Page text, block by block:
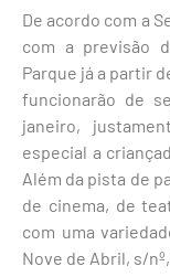
De acordo com a
com a previsão
Parque já a partir
funcionarão de
janeiro,
especial a
Além da pista de
de cinema, de
com uma
Nove de Abril, s/